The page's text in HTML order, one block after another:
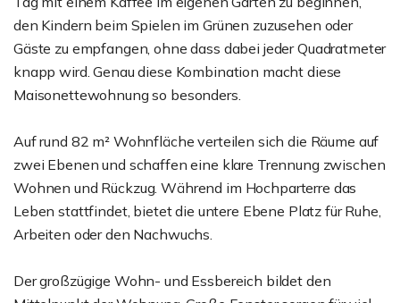
den Kindern beim Spielen im Grünen zuzusehen oder
Gäste zu empfangen, ohne dass dabei jeder Quadratmeter
knapp wird. Genau diese Kombination macht diese
Maisonettewohnung so besonders.
Auf rund 82 m² Wohnfläche verteilen sich die Räume auf
zwei Ebenen und schaffen eine klare Trennung zwischen
Wohnen und Rückzug. Während im Hochparterre das
Leben stattfindet, bietet die untere Ebene Platz für Ruhe,
Arbeiten oder den Nachwuchs.
Der großzügige Wohn- und Essbereich bildet den